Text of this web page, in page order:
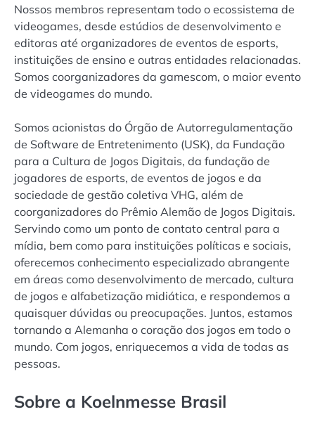
Nossos membros representam todo o ecossistema de
videogames, desde estúdios de desenvolvimento e
editoras até organizadores de eventos de esports,
instituições de ensino e outras entidades relacionadas.
Somos coorganizadores da gamescom, o maior evento
de videogames do mundo.
Somos acionistas do Órgão de Autorregulamentação
de Software de Entretenimento (USK), da Fundação
para a Cultura de Jogos Digitais, da fundação de
jogadores de esports, de eventos de jogos e da
sociedade de gestão coletiva VHG, além de
coorganizadores do Prêmio Alemão de Jogos Digitais.
Servindo como um ponto de contato central para a
mídia, bem como para instituições políticas e sociais,
oferecemos conhecimento especializado abrangente
em áreas como desenvolvimento de mercado, cultura
de jogos e alfabetização midiática, e respondemos a
quaisquer dúvidas ou preocupações. Juntos, estamos
tornando a Alemanha o coração dos jogos em todo o
mundo. Com jogos, enriquecemos a vida de todas as
pessoas.
Sobre a Koelnmesse Brasil